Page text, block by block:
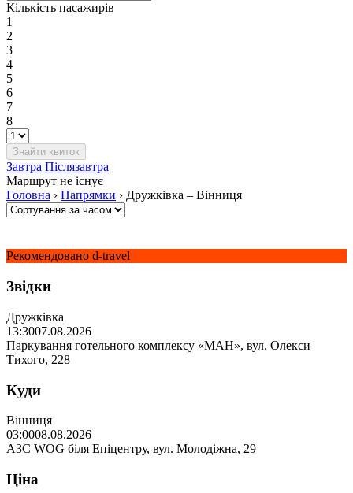
Кількість пасажирів
1
2
3
4
5
6
7
8
Завтра Післязавтра
Маршрут не існує
Головна › Напрямки › Дружківка – Вінниця
Рекомендовано d-travel
Звідки
Дружківка
13:3007.08.2026
Паркування готельного комплексу «МАН», вул. Олекси
Тихого, 228
Куди
Вінниця
03:0008.08.2026
АЗС WOG біля Епіцентру, вул. Молодіжна, 29
Ціна